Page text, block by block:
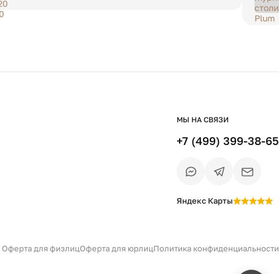
МЫ НА СВЯЗИ
+7 (499) 399-38-65
Яндекс Карты
Оферта для физлицОферта для юрлицПолитика конфиденциальности